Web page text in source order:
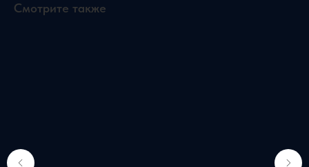
Смотрите также